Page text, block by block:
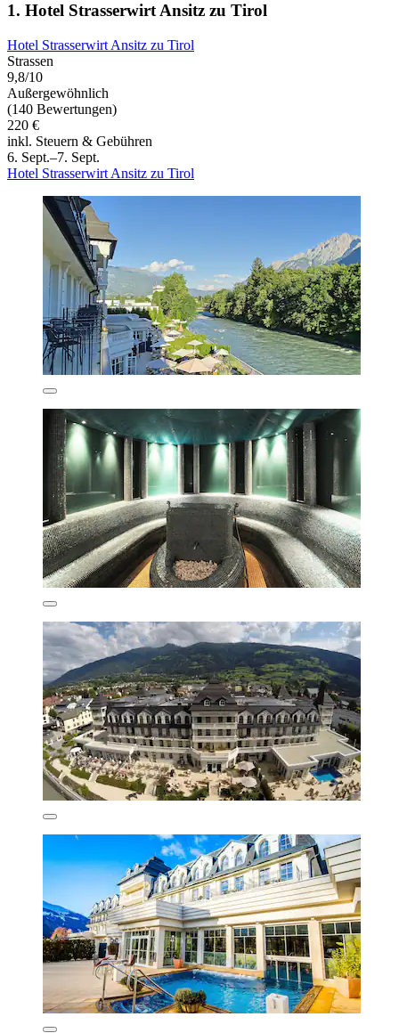
1. Hotel Strasserwirt Ansitz zu Tirol
Hotel Strasserwirt Ansitz zu Tirol
Strassen
9,8/10
Außergewöhnlich
(140 Bewertungen)
220 €
inkl. Steuern & Gebühren
6. Sept.–7. Sept.
Hotel Strasserwirt Ansitz zu Tirol